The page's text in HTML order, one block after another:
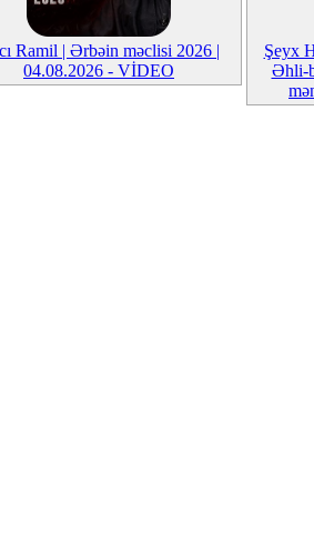
Ramil | Ərbəin məclisi 2026 |
04.08.2026 - VİDEO
Şeyx
Əhli-